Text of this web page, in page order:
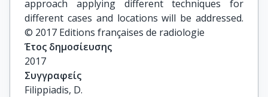
approach applying different techniques for
different cases and locations will be addressed.
© 2017 Editions françaises de radiologie
Έτος δημοσίευσης
2017
Συγγραφείς
Filippiadis, D.